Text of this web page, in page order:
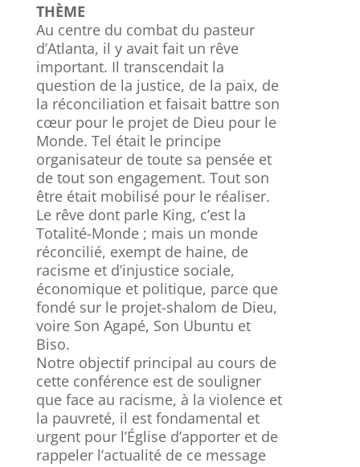
THÈME
Au centre du combat du pasteur
d’Atlanta, il y avait fait un rêve
important. Il transcendait la
question de la justice, de la paix, de
la réconciliation et faisait battre son
cœur pour le projet de Dieu pour le
Monde. Tel était le principe
organisateur de toute sa pensée et
de tout son engagement. Tout son
être était mobilisé pour le réaliser.
Le rêve dont parle King, c’est la
Totalité-Monde ; mais un monde
réconcilié, exempt de haine, de
racisme et d’injustice sociale,
économique et politique, parce que
fondé sur le projet-shalom de Dieu,
voire Son Agapé, Son Ubuntu et
Biso.
Notre objectif principal au cours de
cette conférence est de souligner
que face au racisme, à la violence et
la pauvreté, il est fondamental et
urgent pour l’Église d’apporter et de
rappeler l’actualité de ce message